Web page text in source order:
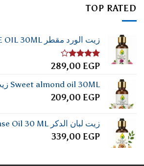
TOP RATED
زيت الورد مقطر Distilled ROSE OIL 30ML
تم
4.00من
5
289,00 EGP
Sweet almond oil 30ML زيت اللوز الحلو
209,00 EGP
زيت لبان الدكر Frankincense Oil 30 ML
339,00 EGP